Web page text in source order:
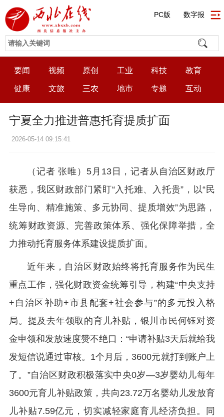
PC版 数字报
要闻 视频 原创 工业 科技 教育
健康 文旅 三农 地市 专题 互动
宁夏全力推进普惠托育提质扩面
2026-05-14 09:15:41
（记者 张唯）5月13日，记者从自治区财政厅
获悉，我区财政部门紧盯“入托难、入托贵”，以“民
生导向、精准施策、多元协同、提质增效”为思路，
统筹财政资源、完善政策体系、强化保障举措，全
力推动托育服务体系建设提质扩面。
近年来，自治区财政始终将托育服务作为民生
重点工作，强化财政资金统筹引导，构建“中央支持
+自治区补助+市县配套+社会参与”的多元投入格
局。提及去年领取的育儿补贴，银川市民何钰对资
金申领和发放速度赞不绝口：“申请补贴3天后就给我
发短信说通过审核。1个月后，3600元就打到账户上
了。”自治区财政积极落实中央0岁—3岁婴幼儿每年
3600元育儿补贴政策，共向23.72万名婴幼儿发放育
儿补贴7.59亿元，切实减轻家庭育儿经济负担。同